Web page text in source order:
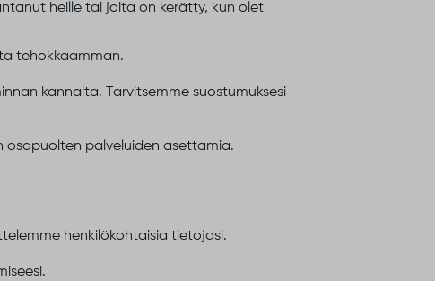
heille tai joita on kerätty, kun olet
tehokkaamman.
kannalta. Tarvitsemme suostumuksesi
osapuolten palveluiden asettamia.
henkilökohtaisia tietojasi.